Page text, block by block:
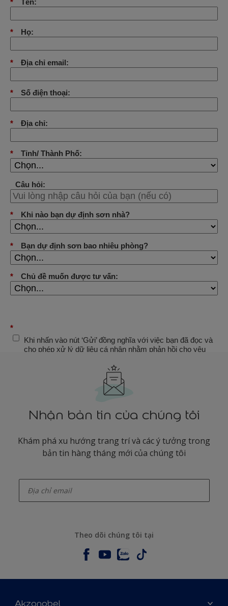
Nhận bản tin của chúng tôi
Khám phá xu hướng trang trí và các ý tưởng trong
bản tin hàng tháng mới của chúng tôi
Theo dõi chúng tôi tại
Akzonobel